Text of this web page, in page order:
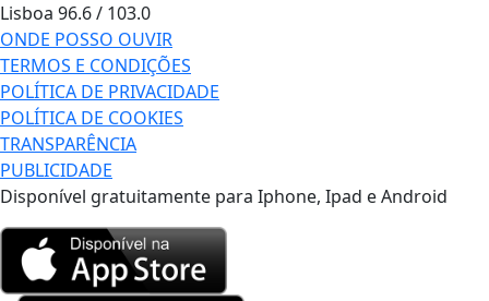
Lisboa 96.6 / 103.0
ONDE POSSO OUVIR
TERMOS E CONDIÇÕES
POLÍTICA DE PRIVACIDADE
POLÍTICA DE COOKIES
TRANSPARÊNCIA
PUBLICIDADE
Disponível gratuitamente para Iphone, Ipad e Android